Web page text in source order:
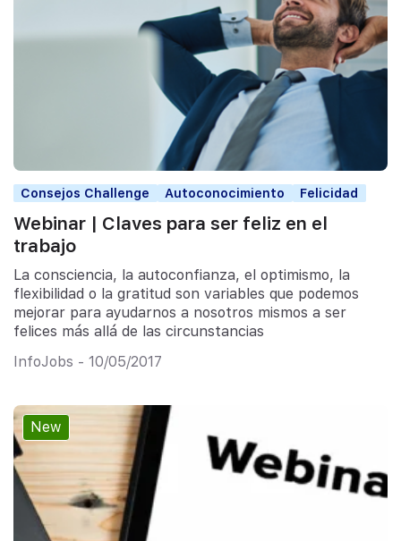
Consejos Challenge Autoconocimiento Felicidad
Webinar | Claves para ser feliz en el
trabajo
La consciencia, la autoconfianza, el optimismo, la
flexibilidad o la gratitud son variables que podemos
mejorar para ayudarnos a nosotros mismos a ser
felices más allá de las circunstancias
InfoJobs - 10/05/2017
New